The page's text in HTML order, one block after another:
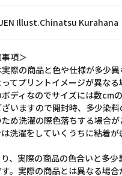
Illust.Chinatsu Kurahana
項＞
際の商品と色や仕様が多少異
てプリントイメージが異なる
ディなのでサイズには数cm
いますので開封時、多少染料
め洗濯の際色落ちする場合が
洗濯をしていくうちに粘着が
、実際の商品の色合いと多少
。実際の商品とは異なる場合